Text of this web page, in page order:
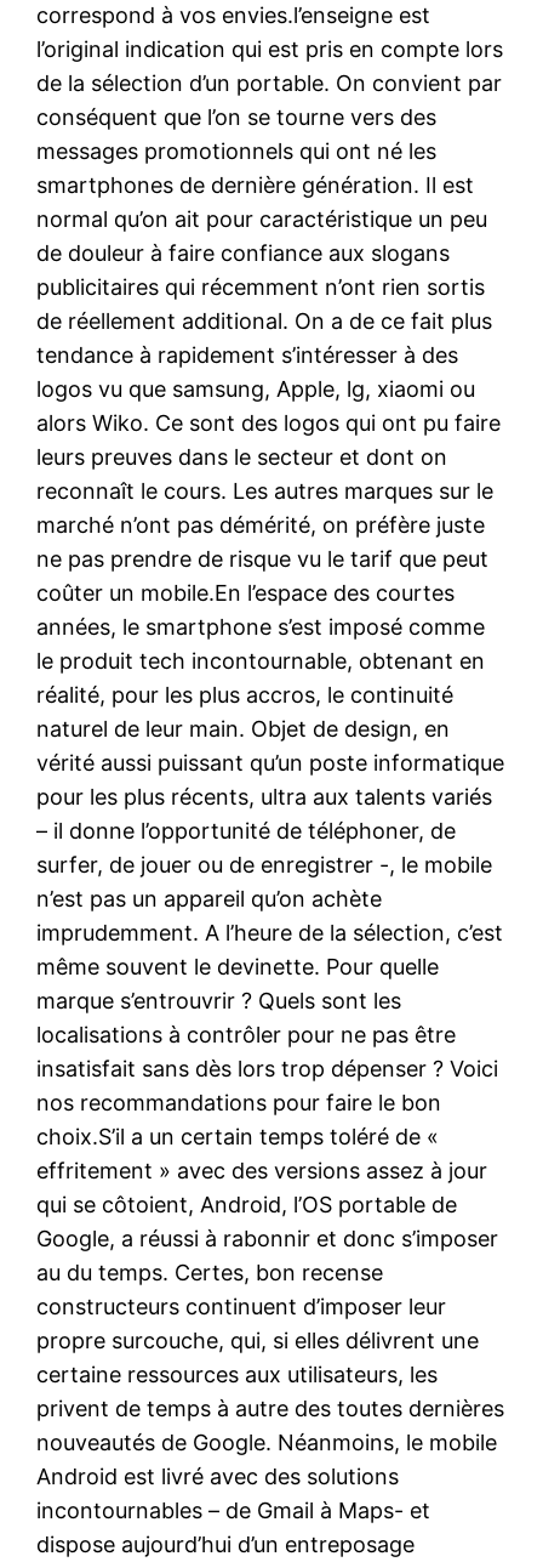
correspond à vos envies.l’enseigne est
l’original indication qui est pris en compte lors
de la sélection d’un portable. On convient par
conséquent que l’on se tourne vers des
messages promotionnels qui ont né les
smartphones de dernière génération. Il est
normal qu’on ait pour caractéristique un peu
de douleur à faire confiance aux slogans
publicitaires qui récemment n’ont rien sortis
de réellement additional. On a de ce fait plus
tendance à rapidement s’intéresser à des
logos vu que samsung, Apple, lg, xiaomi ou
alors Wiko. Ce sont des logos qui ont pu faire
leurs preuves dans le secteur et dont on
reconnaît le cours. Les autres marques sur le
marché n’ont pas démérité, on préfère juste
ne pas prendre de risque vu le tarif que peut
coûter un mobile.En l’espace des courtes
années, le smartphone s’est imposé comme
le produit tech incontournable, obtenant en
réalité, pour les plus accros, le continuité
naturel de leur main. Objet de design, en
vérité aussi puissant qu’un poste informatique
pour les plus récents, ultra aux talents variés
– il donne l’opportunité de téléphoner, de
surfer, de jouer ou de enregistrer -, le mobile
n’est pas un appareil qu’on achète
imprudemment. A l’heure de la sélection, c’est
même souvent le devinette. Pour quelle
marque s’entrouvrir ? Quels sont les
localisations à contrôler pour ne pas être
insatisfait sans dès lors trop dépenser ? Voici
nos recommandations pour faire le bon
choix.S’il a un certain temps toléré de «
effritement » avec des versions assez à jour
qui se côtoient, Android, l’OS portable de
Google, a réussi à rabonnir et donc s’imposer
au du temps. Certes, bon recense
constructeurs continuent d’imposer leur
propre surcouche, qui, si elles délivrent une
certaine ressources aux utilisateurs, les
privent de temps à autre des toutes dernières
nouveautés de Google. Néanmoins, le mobile
Android est livré avec des solutions
incontournables – de Gmail à Maps- et
dispose aujourd’hui d’un entreposage